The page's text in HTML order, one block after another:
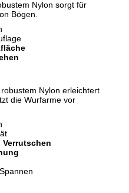
Nylon sorgt für
Bögen.
Nylon erleichtert
die Wurfarme vor
Verrutschen
Spannen